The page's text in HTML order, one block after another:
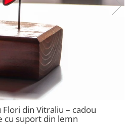
din Vitraliu – cadou
cu suport din lemn